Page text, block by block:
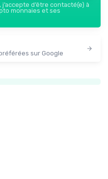
d’être contacté(e) à
monnaies et ses
sur Google